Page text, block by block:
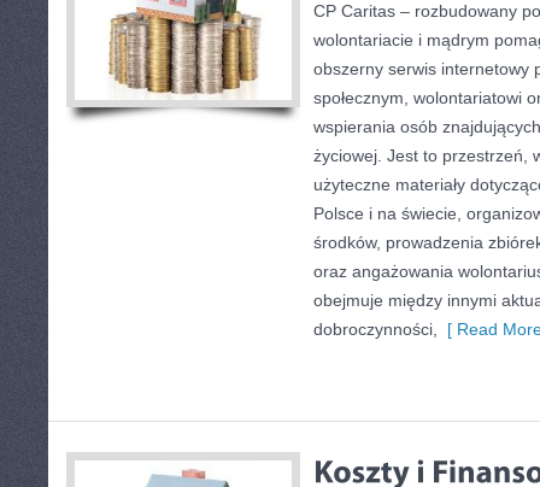
CP Caritas – rozbudowany
wolontariacie i mądrym
obszerny serwis internetowy
społecznym, wolontariatowi
wspierania osób
życiowej. Jest to przestrzeń,
użyteczne materiały
Polsce i na świecie,
środków, prowadzenia
oraz angażowania
obejmuje między innymi
dobroczynności,
[ Read